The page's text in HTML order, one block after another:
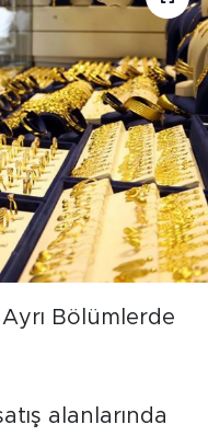
Bölümlerde
alanlarında